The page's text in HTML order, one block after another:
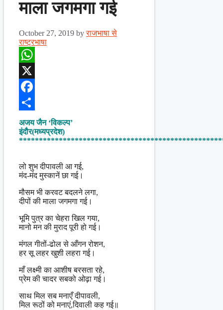
माला जगमगा गई
October 27, 2019 byराजभाषा से
राष्ट्रभाषा
WhatsApp
X
Facebook
Share
अजय जैन ‘विकल्प’
इंदौर(मध्यप्रदेश)
लो शुभ दीपावली आ गई,
मंद-मंद मुस्कानें छा गई।
मौसम भी करवट बदलने लगा,
दीपों की माला जगमगा गई।
भूमि पुत्र का चेहरा खिल गया,
मानो मन की मुराद पूरी हो गई।
मंगल गीतों-ढोल से आँगन रोशन,
हर सू लहर खुशी लहरा गई।
माँ लक्ष्मी का आशीष बरसता रहे,
प्रेम की चादर सबको ओढ़ा गई।
साथ मिल सब मनाएँ दीपावली,
मिल रूठों को मनाएं,दिवाली कह गई॥